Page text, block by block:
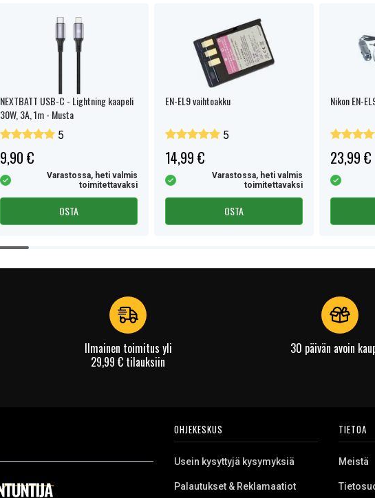
NEXTBATT USB-C - Lightning kaapeli
30W, 3A, 1m - Musta
5
9,90 €
Varastossa, heti valmis
toimitettavaksi
OSTA
EN-EL9 vaihtoakku
5
14,99 €
Varastossa, heti valmis
toimitettavaksi
OSTA
Nikon EN-
23,99 €
Ilmainen toimitus yli
29,99 € tilauksiin
30 päivän avoin
OHJEKESKUS
Usein kysyttyjä kysymyksiä
Palautukset & Reklamaatiot
TIETOA
Meistä